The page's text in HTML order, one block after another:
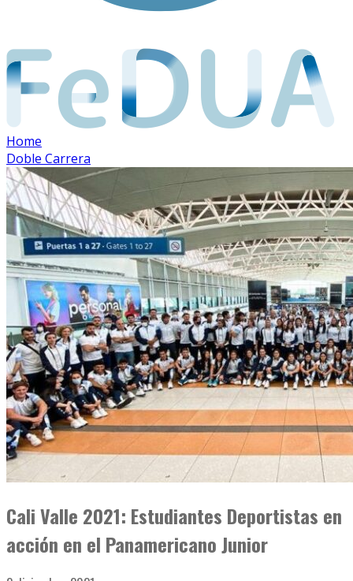
Home
Doble Carrera
Cali Valle 2021: Estudiantes Deportistas en
acción en el Panamericano Junior